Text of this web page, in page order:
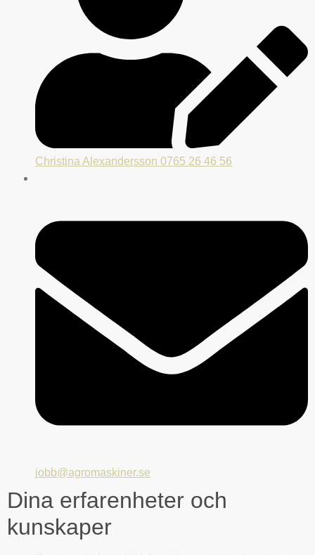
Christina Alexandersson 0765 26 46 56
jobb@agromaskiner.se
Dina erfarenheter och
kunskaper